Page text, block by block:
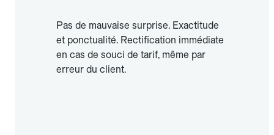
Pas de mauvaise surprise. Exactitude
et ponctualité. Rectification immédiate
en cas de souci de tarif, même par
erreur du client.